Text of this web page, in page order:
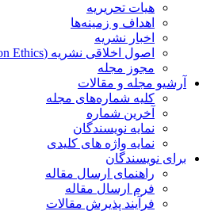
هیات تحریریه
اهداف و زمینه‌ها
اخبار نشریه
اصول اخلاقی نشریه (Publication Ethics)
مجوز مجله
آرشیو مجله و مقالات
کلیه شماره‌های مجله
آخرین شماره
نمایه نویسندگان
نمایه واژه های کلیدی
برای نویسندگان
راهنمای ارسال مقاله
فرم ارسال مقاله
فرآیند پذیرش مقالات